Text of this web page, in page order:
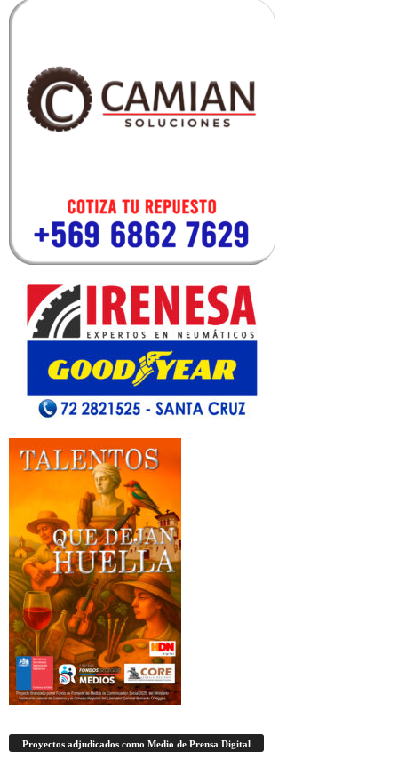
Proyectos adjudicados como Medio de Prensa Digital